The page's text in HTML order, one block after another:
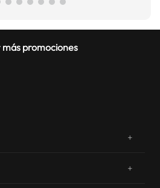
promociones
+
+